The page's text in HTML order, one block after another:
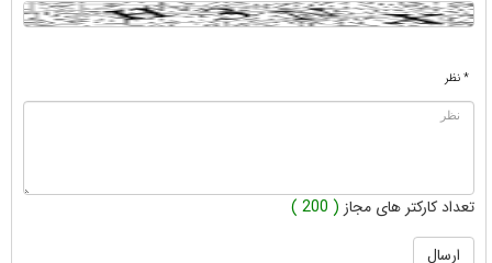
* نظر
تعداد کارکتر های مجاز ( 200 )